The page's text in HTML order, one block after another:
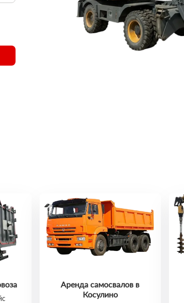
Аренда самосвалов в
Косулино